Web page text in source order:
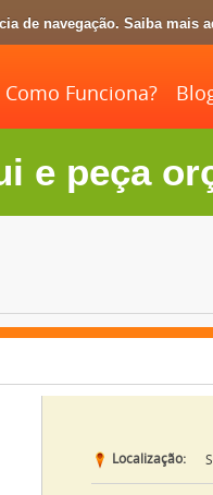
de navegação. Saiba mais
Como Funciona?
e peça
Localização: